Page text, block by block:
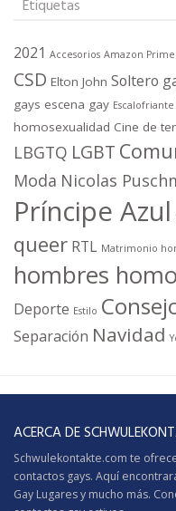
Etiquetas
2021 Accesorios Amazon Prime
CSD Elton John Soltero
gays escena gay Escalofriante
homosexualidad Cine de
LBGTQ LGBT
Moda Nicolas
Príncipe Azul
queer RTL Matrimonio
hombres
Deporte Estilo
Separación Navidad
ACERCA DE
Schwulekontakte.com te
contactos gays. Aquí
Gay Lugares y mucho más.